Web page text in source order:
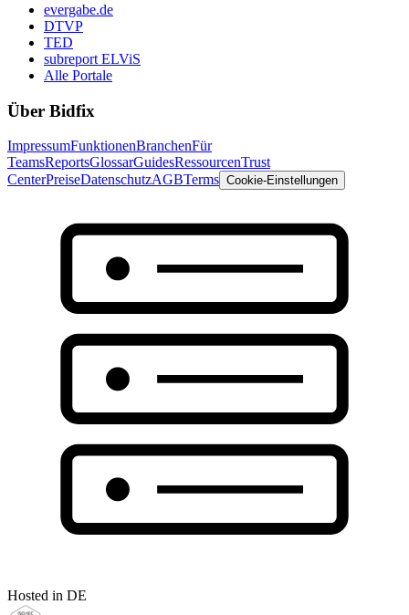
evergabe.de
DTVP
TED
subreport ELViS
Alle Portale
Über Bidfix
ImpressumFunktionenBranchenFür
TeamsReportsGlossarGuidesRessourcenTrust
CenterPreiseDatenschutzAGBTerms Cookie-Einstellungen
Hosted in DE